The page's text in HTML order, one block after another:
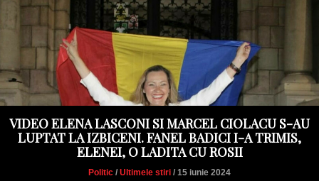
VIDEO ELENA LASCONI SI MARCEL CIOLACU S-AU
LUPTAT LA IZBICENI. FANEL BADICI I-A TRIMIS,
ELENEI, O LADITA CU ROSII
Politic / Ultimele stiri / 15 iunie 2024